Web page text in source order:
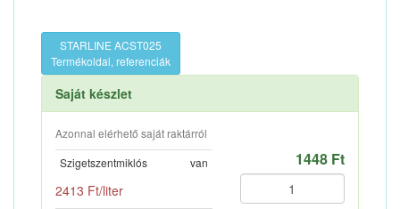
STARLINE ACST025
Termékoldal, referenciák
Saját készlet
Azonnal elérhető saját raktárról
Szigetszentmiklós
van
2413 Ft/liter
1448 Ft